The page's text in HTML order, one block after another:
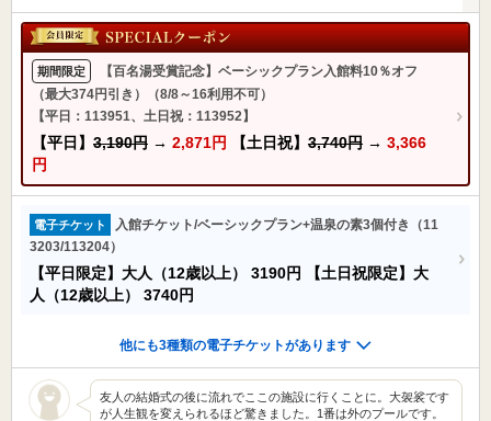
期間限定
【百名湯受賞記念】ベーシックプラン入館料10％オフ
（最大374円引き）（8/8～16利用不可）
【平日：113951、土日祝：113952】
【平日】 3,190円 → 2,871円 【土日祝】 3,740円 → 3,366
円
電子チケット
入館チケット/ベーシックプラン+温泉の素3個付き（11
3203/113204）
【平日限定】大人（12歳以上） 3190円
【土日祝限定】大
人（12歳以上） 3740円
他にも3種類の電子チケットがあります
友人の結婚式の後に流れでここの施設に行くことに。大袈裟です
が人生観を変えられるほど驚きました。1番は外のプールです。